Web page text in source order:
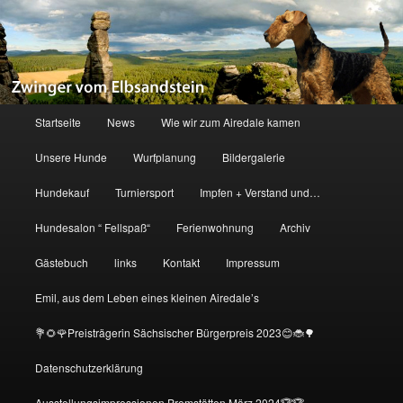
Zum
primären
Inhalt
springenZwinger vom Elbsandstein
Startseite News Wie wir zum Airedale kamen
Unsere Hunde Wurfplanung Bildergalerie
Hundekauf Turniersport Impfen + Verstand und…
Hundesalon “ Fellspaß“ Ferienwohnung Archiv
Gästebuch links Kontakt Impressum
Emil, aus dem Leben eines kleinen Airedale’s
💐🌻🌹Preisträgerin Sächsischer Bürgerpreis 2023😊🐞🌳
Datenschutzerklärung